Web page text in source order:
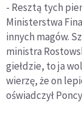
- Resztą tych
Ministerstwa
innych magów.
ministra
giełdzie, to ja
wierzę, że on
oświadczył